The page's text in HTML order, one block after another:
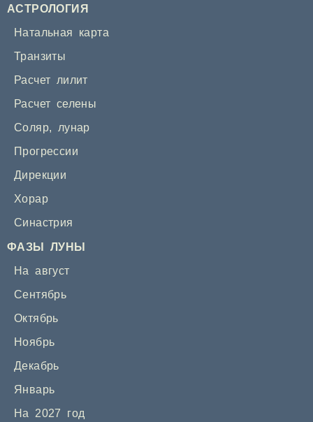
АСТРОЛОГИЯ
Натальная карта
Транзиты
Расчет лилит
Расчет селены
Соляр, лунар
Прогрессии
Дирекции
Хорар
Синастрия
ФАЗЫ ЛУНЫ
На август
Сентябрь
Октябрь
Ноябрь
Декабрь
Январь
На 2027 год